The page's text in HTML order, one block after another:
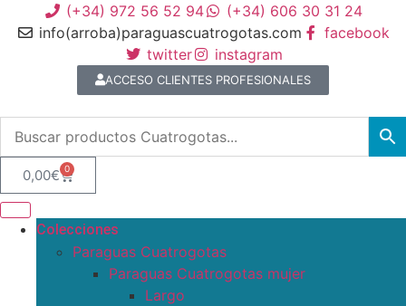
(+34) 972 56 52 94
(+34) 606 30 31 24
info(arroba)paraguascuatrogotas.com
facebook
twitter
instagram
ACCESO CLIENTES PROFESIONALES
0,00€ 0
Colecciones
Paraguas Cuatrogotas
Paraguas Cuatrogotas mujer
Largo